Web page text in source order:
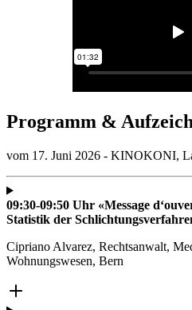
Programm &
vom 17. Juni 2026 - KINOKONI,
09:30-09:50 Uhr «Message
Statistik der
Cipriano Alvarez, Rechtsanwalt,
Wohnungswesen, Bern